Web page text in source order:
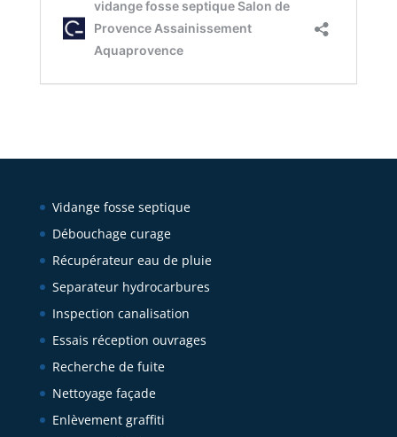
Vidange fosse septique
Débouchage curage
Récupérateur eau de pluie
Separateur hydrocarbures
Inspection canalisation
Essais réception ouvrages
Recherche de fuite
Nettoyage façade
Enlèvement graffiti